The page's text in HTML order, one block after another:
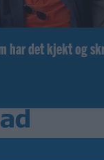
har det kjekt og